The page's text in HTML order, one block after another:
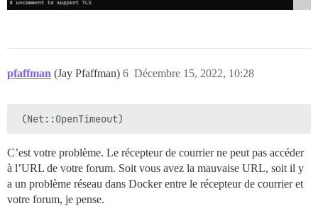
pfaffman (Jay Pfaffman) Décembre 15, 2022, 10:28
6
C’est votre problème. Le récepteur de courrier ne peut pas accéder
à l’URL de votre forum. Soit vous avez la mauvaise URL, soit il y
a un problème réseau dans Docker entre le récepteur de courrier et
votre forum, je pense.